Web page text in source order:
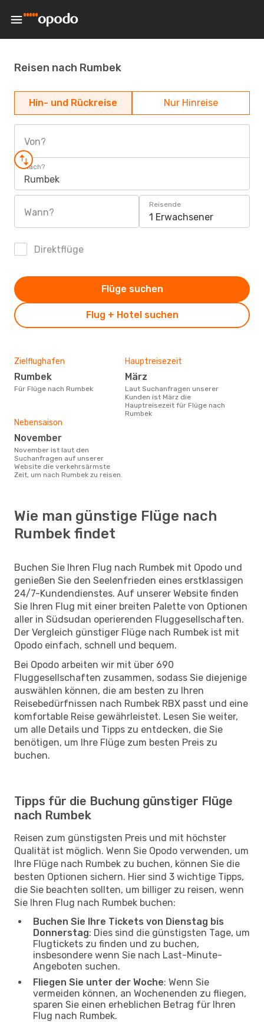
Reisen nach Rumbek
Hin- und Rückreise Nur Hinreise
Von?
Nach?
Rumbek
Wann?
Reisende
1 Erwachsener
Direktflüge
Flug + Hotel suchen
Flüge suchen
Zielflughafen
Rumbek
Für Flüge nach Rumbek
Hauptreisezeit
März
Laut Suchanfragen unserer
Kunden ist März die
Hauptreisezeit für Flüge nach
Rumbek
Nebensaison
November
November ist laut den
Suchanfragen auf unserer
Website die verkehrsärmste
Zeit, um nach Rumbek zu reisen.
Wie man günstige Flüge nach
Rumbek findet
Buchen Sie Ihren Flug nach Rumbek mit Opodo und
genießen Sie den Seelenfrieden eines erstklassigen
24/7-Kundendienstes. Auf unserer Website finden
Sie Ihren Flug mit einer breiten Palette von Optionen
aller in Südsudan operierenden Fluggesellschaften.
Der Vergleich günstiger Flüge nach Rumbek ist mit
Opodo einfach, schnell und bequem.
Bei Opodo arbeiten wir mit über 690
Fluggesellschaften zusammen, sodass Sie diejenige
auswählen können, die am besten zu Ihren
Reisebedürfnissen nach Rumbek RBX passt und eine
komfortable Reise gewährleistet. Lesen Sie weiter,
um alle Details und Tipps zu entdecken, die Sie
benötigen, um Ihre Flüge zum besten Preis zu
buchen.
Tipps für die Buchung günstiger Flüge
nach Rumbek
Reisen zum günstigsten Preis und mit höchster
Qualität ist möglich. Wenn Sie Opodo verwenden, um
Ihre Flüge nach Rumbek zu buchen, können Sie die
besten Optionen sichern. Hier sind 3 wichtige Tipps,
die Sie beachten sollten, um billiger zu reisen, wenn
Sie Ihren Flug nach Rumbek buchen:
Buchen Sie Ihre Tickets von Dienstag bis
Donnerstag: Dies sind die günstigsten Tage, um
Flugtickets zu finden und zu buchen,
insbesondere wenn Sie nach Last-Minute-
Angeboten suchen.
Fliegen Sie unter der Woche: Wenn Sie
vermeiden können, an Wochenenden zu fliegen,
sparen Sie einen erheblichen Betrag für Ihren
Flug nach Rumbek.